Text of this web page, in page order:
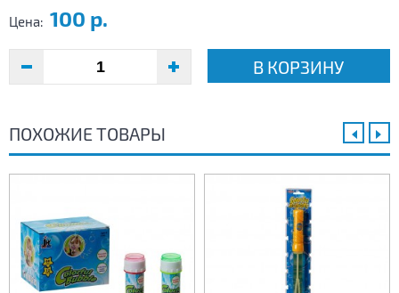
Цена: 100 р.
В КОРЗИНУ
ПОХОЖИЕ ТОВАРЫ